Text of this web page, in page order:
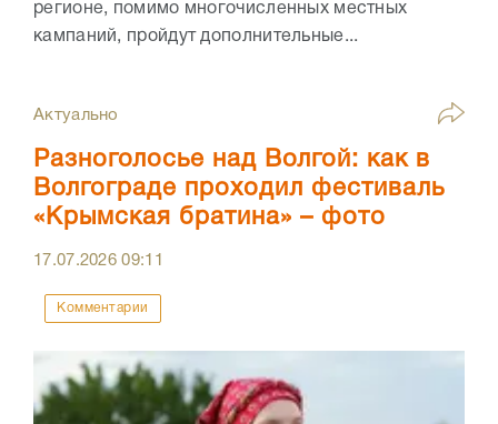
регионе, помимо многочисленных местных
кампаний, пройдут дополнительные...
Актуально
Разноголосье над Волгой: как в
Волгограде проходил фестиваль
«Крымская братина» – фото
17.07.202609:11
Комментарии